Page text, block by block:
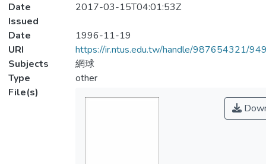
Date
Issued
2017-03-15T04:01:53Z
Date
1996-11-19
URI
https://ir.ntus.edu.tw/handle/987654321/
Subjects
網球
Type
other
File(s)